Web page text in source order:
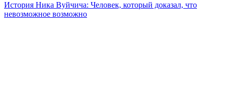
История Ника Вуйчича: Человек, который доказал, что
невозможное возможно